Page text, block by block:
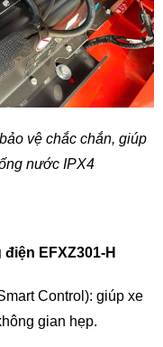
vệ chắc chắn, giúp
nước IPX4
EFXZ301-H
Control): giúp xe
gian hẹp.